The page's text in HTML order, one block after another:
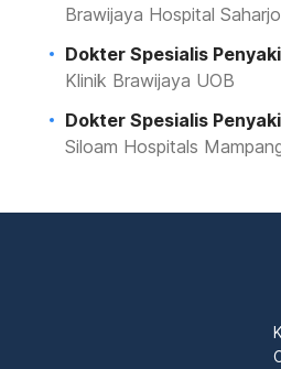
Brawijaya Hospital Saharjo
Dokter Spesialis
Klinik Brawijaya UOB
Dokter Spesialis
Siloam Hospitals